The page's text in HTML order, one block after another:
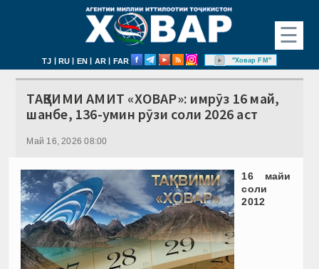
☰
TJ | RU | EN | AR | FAR "Ховар FM"
ТАҚВИМИ АМИТ «ХОВАР»: имрӯз 16 май,
шанбе, 136-умин рӯзи соли 2026 аст
Май 16, 2026 08:00
16 майи
соли
2012